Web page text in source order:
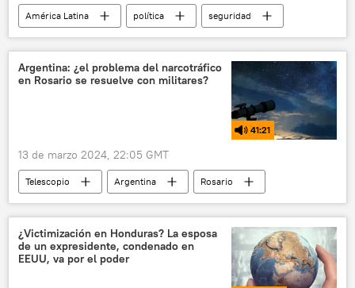
América Latina política
seguridad
Claudia Sheinbaum
Andrés Manuel López Obrador
Pedro Sánchez
México
Argentina: ¿el problema del narcotráfico
en Rosario se resuelve con militares?
41:21
13 de marzo 2024, 22:05 GMT
Telescopio Argentina
Rosario
seguridad
🛡️ Fuerzas Armadas
narcotráfico
puerto
hidrovía
desigualdad
violencia
¿Victimización en Honduras? La esposa
de un expresidente, condenado en
EEUU, va por el poder